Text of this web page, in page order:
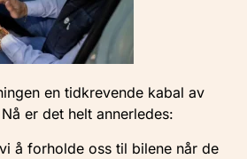
en tidkrevende kabal av
er det helt annerledes:
å forholde oss til bilene når de